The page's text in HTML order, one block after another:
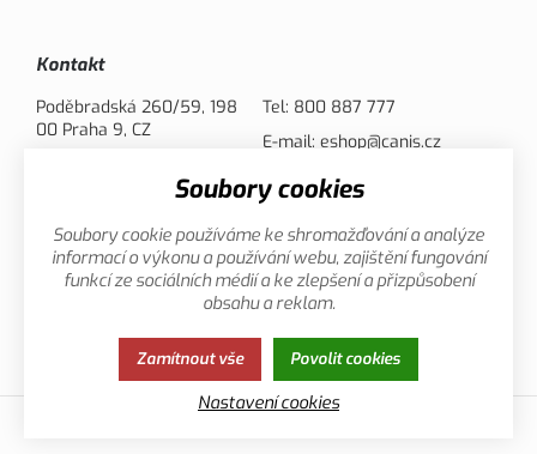
Kontakt
Poděbradská 260/59, 198
00 Praha 9, CZ
Tel: 800 887 777
E-mail: eshop@canis.cz
Možnosti platby
Zásady ochrany osobních údajů
Soubory cookies
Soubory cookie používáme ke shromažďování a analýze
informací o výkonu a používání webu, zajištění fungování
funkcí ze sociálních médií a ke zlepšení a přizpůsobení
obsahu a reklam.
Zamítnout vše Povolit cookies
Nastavení cookies